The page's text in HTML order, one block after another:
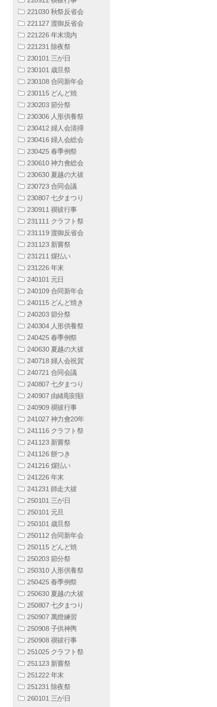
221030 秋祭反省会
221127 渡御反省会
221226 年末境内
221231 除夜祭
230101 三が日
230101 歳旦祭
230108 合同新年会
230115 どんど焼
230203 節分祭
230306 人形供養祭
230412 婦人会清掃
230416 婦人会総会
230425 春季例祭
230610 神力會総会
230630 夏越の大祓
230723 合同会議
230807 七夕まつり
230911 禊祓行事
231111 クラフト祭
231119 渡御反省会
231123 新嘗祭
231211 煤払い
231226 年末
240101 元日
240109 合同新年会
240115 どんど焼き
240203 節分祭
240304 人形供養祭
240425 春季例祭
240630 夏越の大祓
240718 婦人会祝賀
240721 合同会議
240807 七夕まつり
240907 由緒彫刻額
240909 禊祓行事
241027 神力會20年
241116 クラフト祭
241123 新嘗祭
241126 餅つき
241216 煤払い
241226 年末
241231 師走大祓
250101 三が日
250101 元旦
250101 歳旦祭
250112 合同新年会
250115 どんど焼
250203 節分祭
250310 人形供養祭
250425 春季例祭
250630 夏越の大祓
250807 七夕まつり
250907 萬燈練習
250908 子供神輿
250908 禊祓行事
251025 クラフト祭
251123 新嘗祭
251222 年末
251231 除夜祭
260101 三が日